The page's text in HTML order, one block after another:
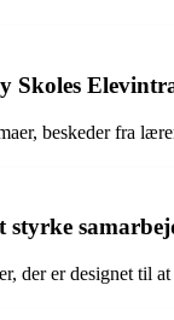
Skoles
beskeder fra
der er designet til